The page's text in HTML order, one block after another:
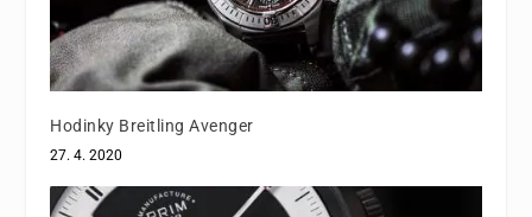
Hodinky Breitling Avenger
27. 4. 2020